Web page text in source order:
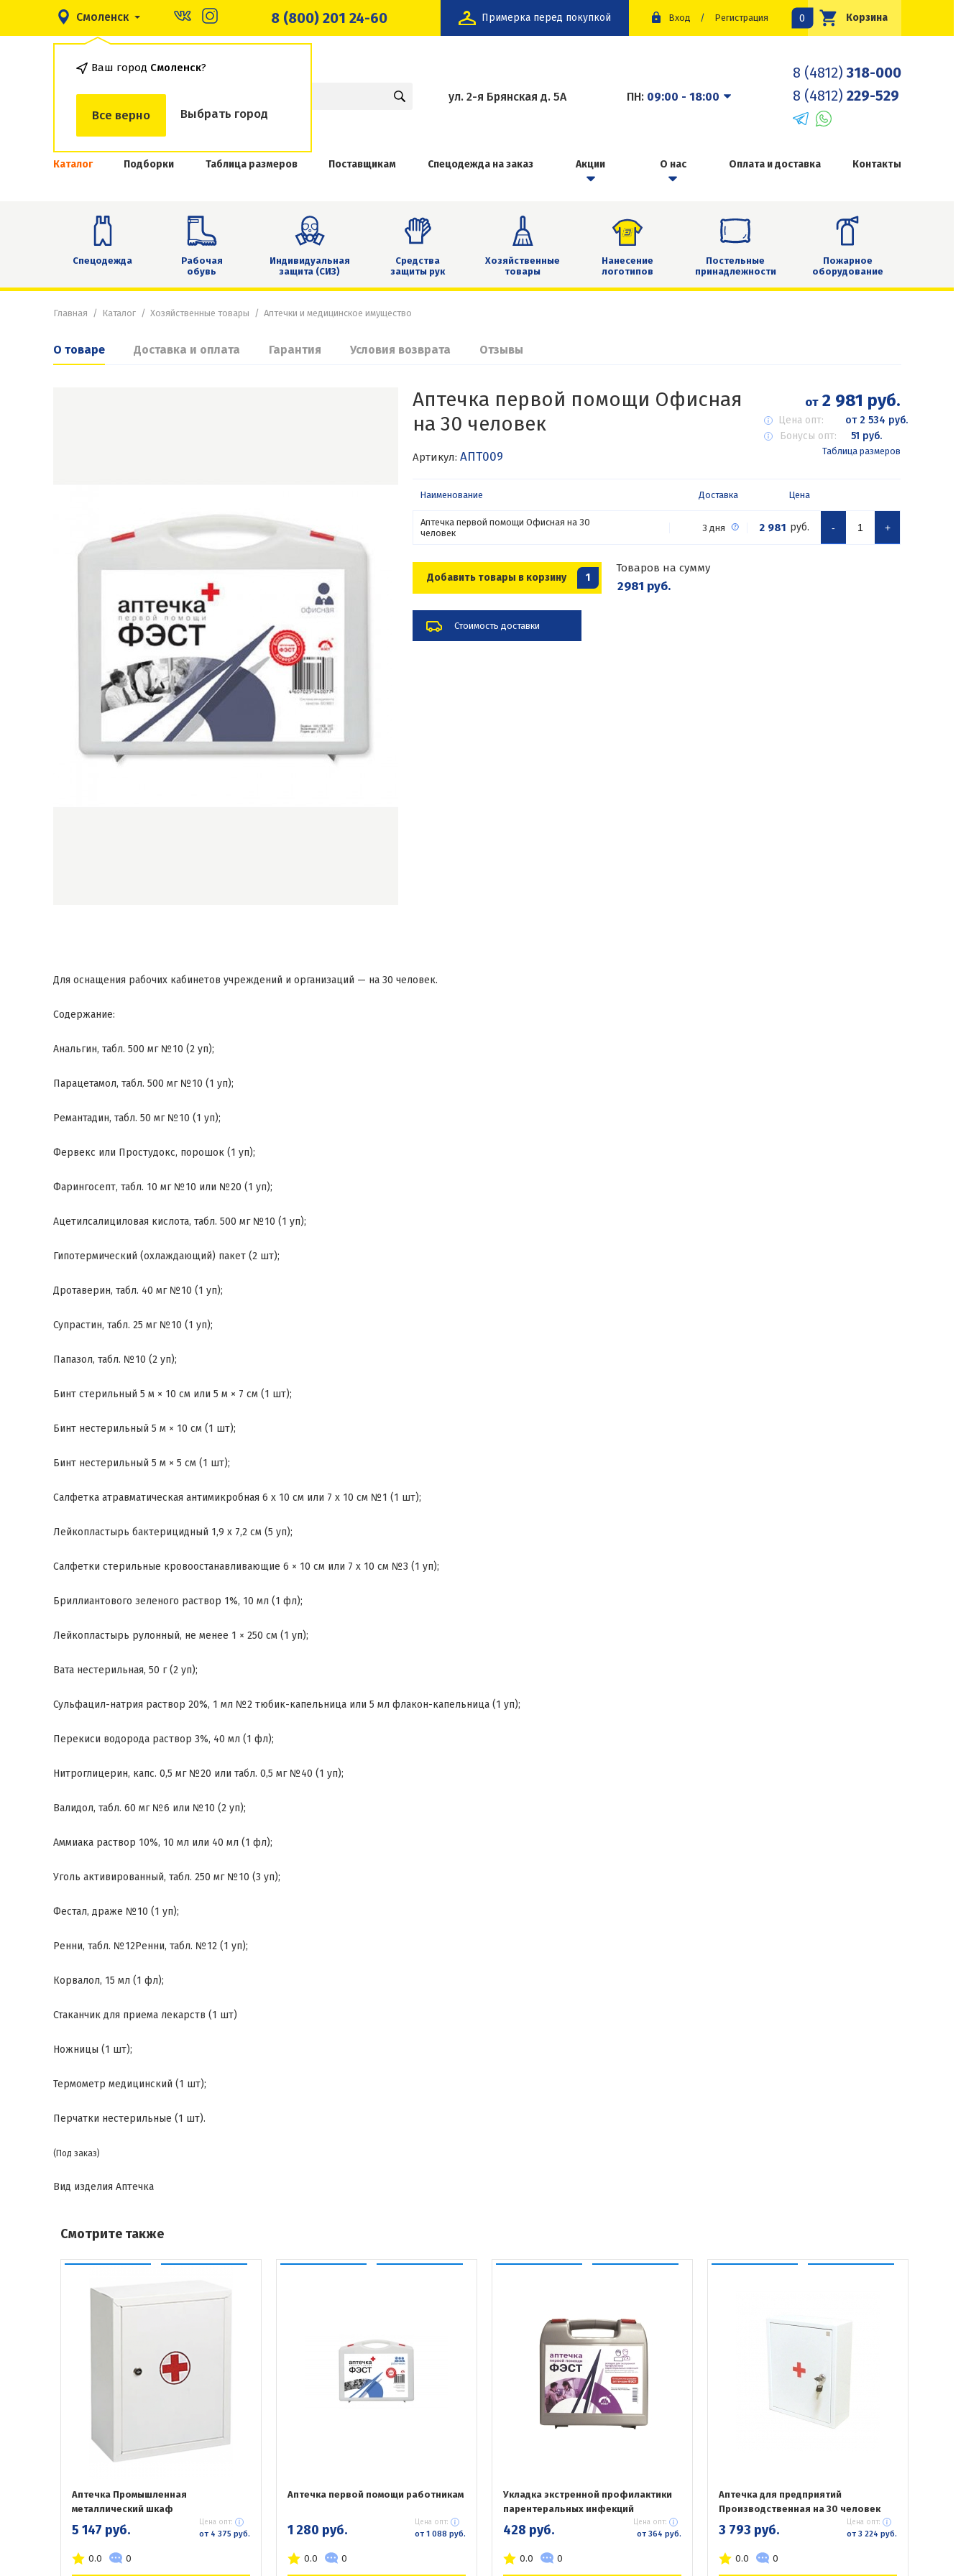
Смоленск
Ваш город Смоленск?
Все верно Выбрать город
8 (800) 201 24-60 Примерка перед покупкой Вход / Регистрация Корзина
0
ул. 2-я Брянская д. 5А ПН: 09:00 - 18:00
8 (4812) 318-000
8 (4812) 229-529
Каталог Подборки Таблица размеров Поставщикам Спецодежда на заказ Акции О нас Оплата и доставка Контакты
Спецодежда
Рабочая
обувь
Индивидуальная
защита (СИЗ)
Средства
защиты рук
Хозяйственные
товары
Нанесение
логотипов
Постельные
принадлежности
Пожарное
оборудование
Главная Каталог Хозяйственные товары Аптечки и медицинское имущество
О товаре Доставка и оплата Гарантия Условия возврата Отзывы
Аптечка первой помощи Офисная
на 30 человек
Артикул: АПТ009
от2 981 руб.
Цена опт:
от 2 534 руб.
Бонусы опт:
51 руб.
Таблица размеров
Наименование Доставка Цена
Аптечка первой помощи Офисная на 30
человек
3 дня 2 981 руб. - +
Добавить товары в корзину 1
Товаров на сумму
2981 руб.
Стоимость доставки
Для оснащения рабочих кабинетов учреждений и организаций — на 30 человек.
Содержание:
Анальгин, табл. 500 мг №10 (2 уп);
Парацетамол, табл. 500 мг №10 (1 уп);
Ремантадин, табл. 50 мг №10 (1 уп);
Фервекс или Простудокс, порошок (1 уп);
Фарингосепт, табл. 10 мг №10 или №20 (1 уп);
Ацетилсалициловая кислота, табл. 500 мг №10 (1 уп);
Гипотермический (охлаждающий) пакет (2 шт);
Дротаверин, табл. 40 мг №10 (1 уп);
Супрастин, табл. 25 мг №10 (1 уп);
Папазол, табл. №10 (2 уп);
Бинт стерильный 5 м × 10 см или 5 м × 7 см (1 шт);
Бинт нестерильный 5 м × 10 см (1 шт);
Бинт нестерильный 5 м × 5 см (1 шт);
Салфетка атравматическая антимикробная 6 x 10 см или 7 x 10 см №1 (1 шт);
Лейкопластырь бактерицидный 1,9 x 7,2 см (5 уп);
Салфетки стерильные кровоостанавливающие 6 × 10 см или 7 x 10 см №3 (1 уп);
Бриллиантового зеленого раствор 1%, 10 мл (1 фл);
Лейкопластырь рулонный, не менее 1 × 250 см (1 уп);
Вата нестерильная, 50 г (2 уп);
Сульфацил-натрия раствор 20%, 1 мл №2 тюбик-капельница или 5 мл флакон-капельница (1 уп);
Перекиси водорода раствор 3%, 40 мл (1 фл);
Нитроглицерин, капс. 0,5 мг №20 или табл. 0,5 мг №40 (1 уп);
Валидол, табл. 60 мг №6 или №10 (2 уп);
Аммиака раствор 10%, 10 мл или 40 мл (1 фл);
Уголь активированный, табл. 250 мг №10 (3 уп);
Фестал, драже №10 (1 уп);
Ренни, табл. №12Ренни, табл. №12 (1 уп);
Корвалол, 15 мл (1 фл);
Стаканчик для приема лекарств (1 шт)
Ножницы (1 шт);
Термометр медицинский (1 шт);
Перчатки нестерильные (1 шт).
(Под заказ)
Вид изделия Аптечка
Смотрите также
Аптечка Промышленная
металлический шкаф
5 147 руб. Цена опт:
от 4 375 руб.
0.0 0
Аптечка первой помощи работникам
1 280 руб. Цена опт:
от 1 088 руб.
0.0 0
Укладка экстренной профилактики
парентеральных инфекций
428 руб. Цена опт:
от 364 руб.
0.0 0
Аптечка для предприятий
Производственная на 30 человек
3 793 руб. Цена опт:
от 3 224 руб.
0.0 0